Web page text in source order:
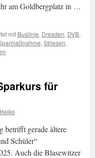
am Goldbergplatz in …
mit Buslinie, Dresden, DVB,
, Striesen,
für
Heiko
betrifft gerade ältere
Schüler“
Auch die Blasewitzer